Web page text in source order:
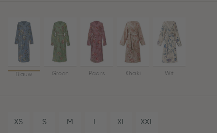
Blauw Groen Paars Khaki Wit
XS S M L XL XXL